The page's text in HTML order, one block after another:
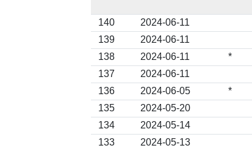
140
2024-06-11
139
2024-06-11
138
2024-06-11 *
137
2024-06-11
136
2024-06-05 *
135
2024-05-20
134
2024-05-14
133
2024-05-13